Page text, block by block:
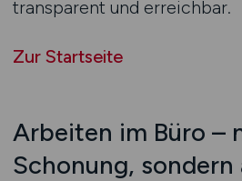
transparent und erreichbar.
Zur Startseite
Arbeiten im Büro –
Schonung, sondern